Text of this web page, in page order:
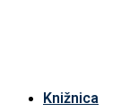
Knižnica